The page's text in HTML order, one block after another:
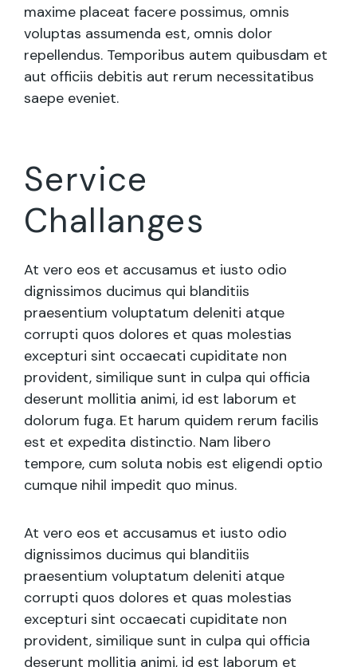
maxime placeat facere possimus, omnis
voluptas assumenda est, omnis dolor
repellendus. Temporibus autem quibusdam et
aut officiis debitis aut rerum necessitatibus
saepe eveniet.
Service
Challanges
At vero eos et accusamus et iusto odio
dignissimos ducimus qui blanditiis
praesentium voluptatum deleniti atque
corrupti quos dolores et quas molestias
excepturi sint occaecati cupiditate non
provident, similique sunt in culpa qui officia
deserunt mollitia animi, id est laborum et
dolorum fuga. Et harum quidem rerum facilis
est et expedita distinctio. Nam libero
tempore, cum soluta nobis est eligendi optio
cumque nihil impedit quo minus.
At vero eos et accusamus et iusto odio
dignissimos ducimus qui blanditiis
praesentium voluptatum deleniti atque
corrupti quos dolores et quas molestias
excepturi sint occaecati cupiditate non
provident, similique sunt in culpa qui officia
deserunt mollitia animi, id est laborum et